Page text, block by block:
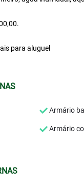
para aluguel
Armário
Armário